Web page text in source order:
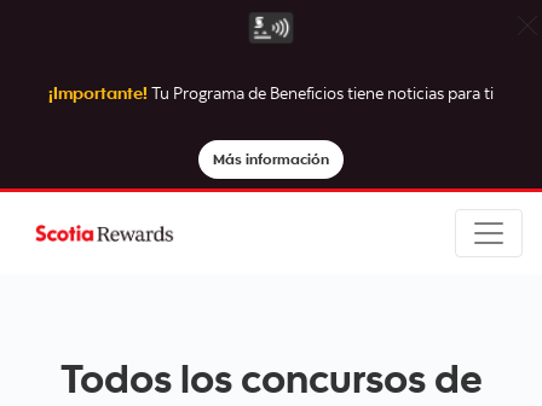
¡Importante! Tu Programa de Beneficios tiene noticias para ti
Más información
Todos los concursos de